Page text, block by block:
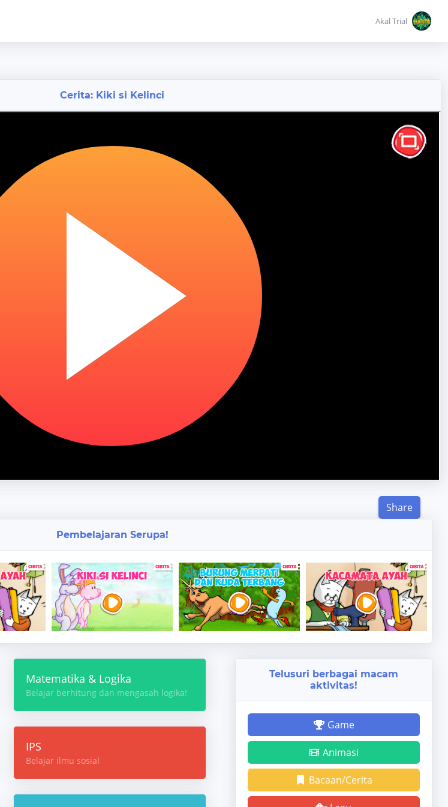
Akal Trial
Cerita: Kiki si Kelinci
Share
Pembelajaran Serupa!
Matematika & Logika
Belajar berhitung dan mengasah logika!
IPS
Belajar ilmu sosial
Telusuri berbagai macam
aktivitas!
Game
Animasi
Bacaan/Cerita